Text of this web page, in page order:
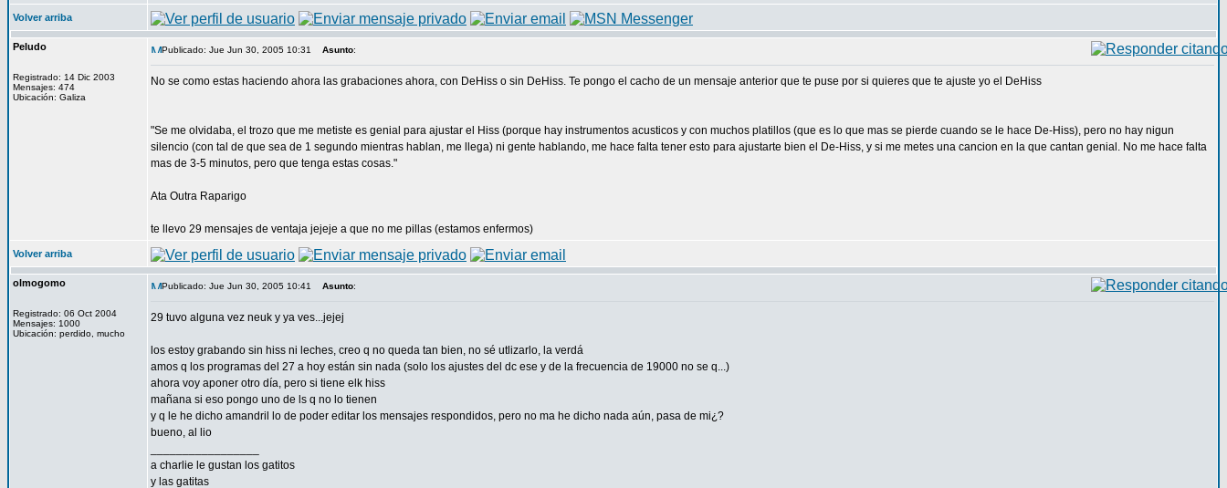
Volver arriba
Peludo
Registrado: 14 Dic 2003
Mensajes: 474
Ubicación: Galiza
Publicado: Jue Jun 30, 2005 10:31 Asunto:
No se como estas haciendo ahora las grabaciones ahora, con DeHiss o sin DeHiss. Te pongo el cacho de un mensaje anterior que te puse por si quieres que te ajuste yo el DeHiss
"Se me olvidaba, el trozo que me metiste es genial para ajustar el Hiss (porque hay instrumentos acusticos y con muchos platillos (que es lo que mas se pierde cuando se le hace De-Hiss), pero no hay nigun
silencio (con tal de que sea de 1 segundo mientras hablan, me llega) ni gente hablando, me hace falta tener esto para ajustarte bien el De-Hiss, y si me metes una cancion en la que cantan genial. No me hace falta
mas de 3-5 minutos, pero que tenga estas cosas."
Ata Outra Raparigo
te llevo 29 mensajes de ventaja jejeje a que no me pillas (estamos enfermos)
Volver arriba
olmogomo
Registrado: 06 Oct 2004
Mensajes: 1000
Ubicación: perdido, mucho
Publicado: Jue Jun 30, 2005 10:41 Asunto:
29 tuvo alguna vez neuk y ya ves...jejej
los estoy grabando sin hiss ni leches, creo q no queda tan bien, no sé utlizarlo, la verdá
amos q los programas del 27 a hoy están sin nada (solo los ajustes del dc ese y de la frecuencia de 19000 no se q...)
ahora voy aponer otro día, pero si tiene elk hiss
mañana si eso pongo uno de ls q no lo tienen
y q le he dicho amandril lo de poder editar los mensajes respondidos, pero no ma he dicho nada aún, pasa de mi¿?
bueno, al lio
a charlie le gustan los gatitos
y las gatitas